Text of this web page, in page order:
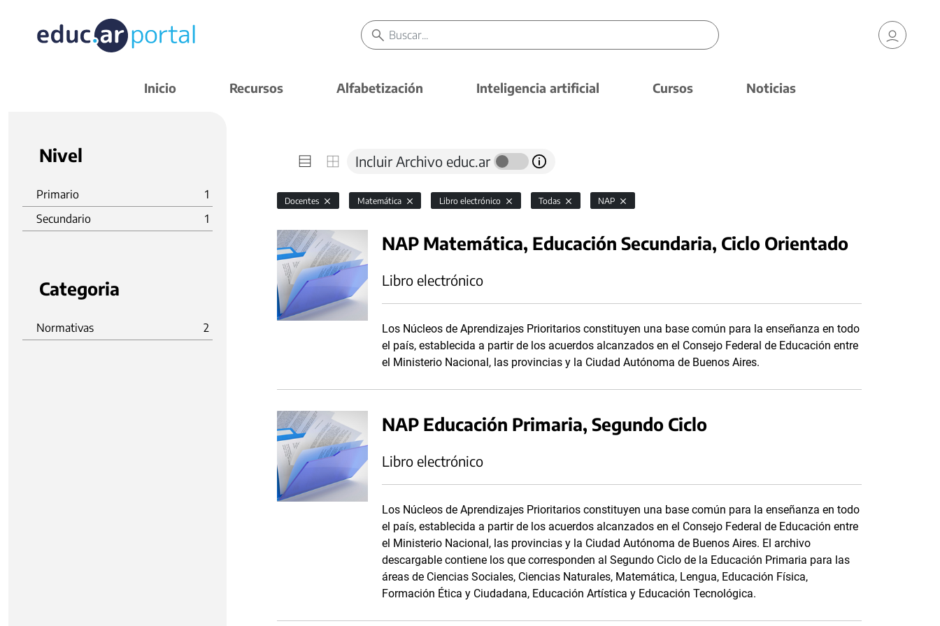
Inicio Recursos Alfabetización Inteligencia artificial Cursos Noticias
Nivel
Primario
1
Secundario
1
Categoria
Normativas 2
Incluir Archivo educ.ar
Docentes Matemática Libro electrónico Todas NAP
NAP Matemática, Educación Secundaria, Ciclo Orientado
Libro electrónico
Los Núcleos de Aprendizajes Prioritarios constituyen una base común para la enseñanza en todo
el país, establecida a partir de los acuerdos alcanzados en el Consejo Federal de Educación entre
el Ministerio Nacional, las provincias y la Ciudad Autónoma de Buenos Aires.
NAP Educación Primaria, Segundo Ciclo
Libro electrónico
Los Núcleos de Aprendizajes Prioritarios constituyen una base común para la enseñanza en todo
el país, establecida a partir de los acuerdos alcanzados en el Consejo Federal de Educación entre
el Ministerio Nacional, las provincias y la Ciudad Autónoma de Buenos Aires. El archivo
descargable contiene los que corresponden al Segundo Ciclo de la Educación Primaria para las
áreas de Ciencias Sociales, Ciencias Naturales, Matemática, Lengua, Educación Física,
Formación Ética y Ciudadana, Educación Artística y Educación Tecnológica.